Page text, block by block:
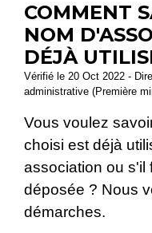
COMMENT
NOM
DÉJÀ
Vérifié le 20 Oct 2022 -
administrative (Première
Vous voulez
choisi est déjà
association ou s'il
déposée ? Nous
démarches.